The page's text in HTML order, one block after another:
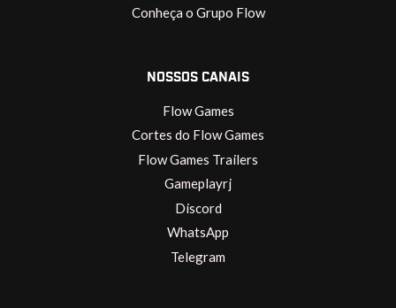
Conheça o Grupo Flow
NOSSOS CANAIS
Flow Games
Cortes do Flow Games
Flow Games Trailers
Gameplayrj
Discord
WhatsApp
Telegram